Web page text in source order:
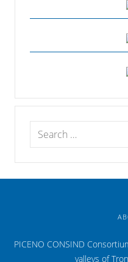
PICENO CONSIND
valleys of